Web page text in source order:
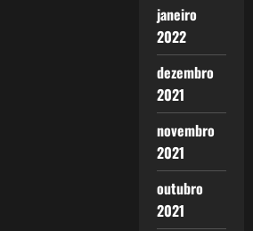
janeiro
2022
dezembro
2021
novembro
2021
outubro
2021